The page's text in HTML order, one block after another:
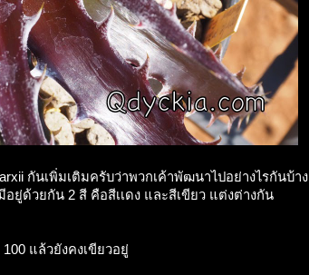
กันเพิ่มเติมครับว่าพวกเค้าพัฒนาไปอย่างไรกันบ้าง
ยู่ด้วยกัน 2 สี คือสีเเดง และสีเขียว แต่งต่างกัน
แล้วยังคงเขียวอยู่